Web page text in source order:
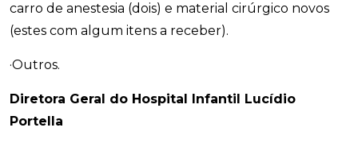
carro de anestesia (dois) e material cirúrgico novos
(estes com algum itens a receber).
·Outros.
Diretora Geral do Hospital Infantil Lucídio
Portella